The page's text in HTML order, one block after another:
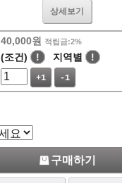
상세보기
40,000원 적립금:2%
(조건) ! 지역별
!
+1 -1
구매하기